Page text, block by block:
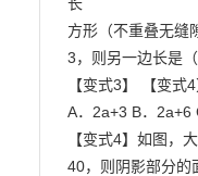
方形（不重叠无缝
3，则另一边长是（
【变式3】 【变式4
A．2a+3 B．2a+6
【变式4】如图，
40，则阴影部分的